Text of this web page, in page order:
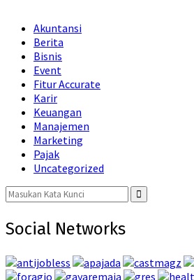
Akuntansi
Berita
Bisnis
Event
Fitur Accurate
Karir
Keuangan
Manajemen
Marketing
Pajak
Uncategorized
Search
for:
Search
Social Networks